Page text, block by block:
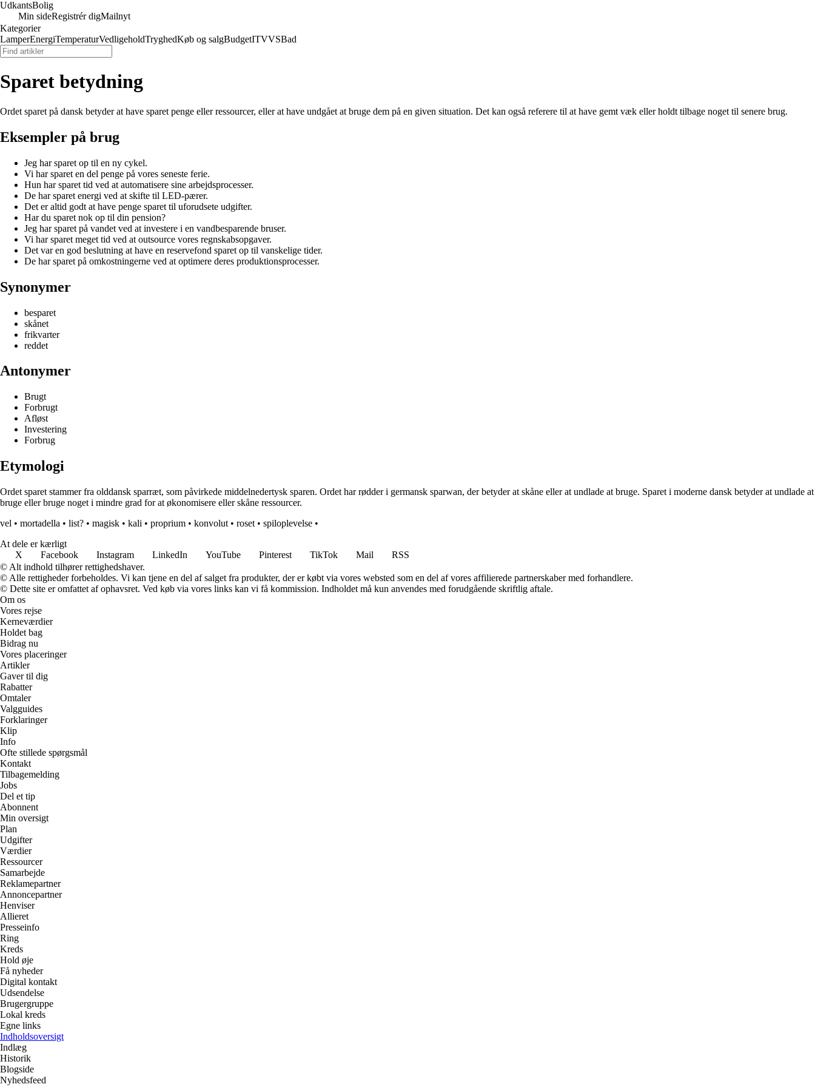
UdkantsBolig
Min sideRegistrér digMailnyt
Kategorier
LamperEnergiTemperaturVedligeholdTryghedKøb og salgBudgetITVVSBad
Sparet betydning
Ordet sparet på dansk betyder at have sparet penge eller ressourcer, eller at have undgået at bruge dem på en given situation. Det kan også referere til at have gemt væk eller holdt tilbage noget til senere brug.
Eksempler på brug
Jeg har sparet op til en ny cykel.
Vi har sparet en del penge på vores seneste ferie.
Hun har sparet tid ved at automatisere sine arbejdsprocesser.
De har sparet energi ved at skifte til LED-pærer.
Det er altid godt at have penge sparet til uforudsete udgifter.
Har du sparet nok op til din pension?
Jeg har sparet på vandet ved at investere i en vandbesparende bruser.
Vi har sparet meget tid ved at outsource vores regnskabsopgaver.
Det var en god beslutning at have en reservefond sparet op til vanskelige tider.
De har sparet på omkostningerne ved at optimere deres produktionsprocesser.
Synonymer
besparet
skånet
frikvarter
reddet
Antonymer
Brugt
Forbrugt
Afløst
Investering
Forbrug
Etymologi
Ordet sparet stammer fra olddansk sparræt, som påvirkede middelnedertysk sparen. Ordet har rødder i germansk sparwan, der betyder at skåne eller at undlade at bruge. Sparet i moderne dansk betyder at undlade at
bruge eller bruge noget i mindre grad for at økonomisere eller skåne ressourcer.
vel • mortadella • list? • magisk • kali • proprium • konvolut • roset • spiloplevelse •
At dele er kærligt
X
Facebook Instagram LinkedIn YouTube Pinterest TikTok Mail
RSS
© Alt indhold tilhører rettighedshaver.
© Alle rettigheder forbeholdes. Vi kan tjene en del af salget fra produkter, der er købt via vores websted som en del af vores affilierede partnerskaber med forhandlere.
© Dette site er omfattet af ophavsret. Ved køb via vores links kan vi få kommission. Indholdet må kun anvendes med forudgående skriftlig aftale.
Om os
Vores rejse
Kerneværdier
Holdet bag
Bidrag nu
Vores placeringer
Artikler
Gaver til dig
Rabatter
Omtaler
Valgguides
Forklaringer
Klip
Info
Ofte stillede spørgsmål
Kontakt
Tilbagemelding
Jobs
Del et tip
Abonnent
Min oversigt
Plan
Udgifter
Værdier
Ressourcer
Samarbejde
Reklamepartner
Annoncepartner
Henviser
Allieret
Presseinfo
Ring
Kreds
Hold øje
Få nyheder
Digital kontakt
Udsendelse
Brugergruppe
Lokal kreds
Egne links
Indholdsoversigt
Indlæg
Historik
Blogside
Nyhedsfeed